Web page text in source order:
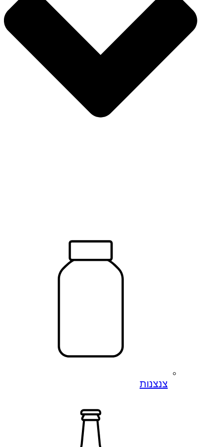
צנצנות